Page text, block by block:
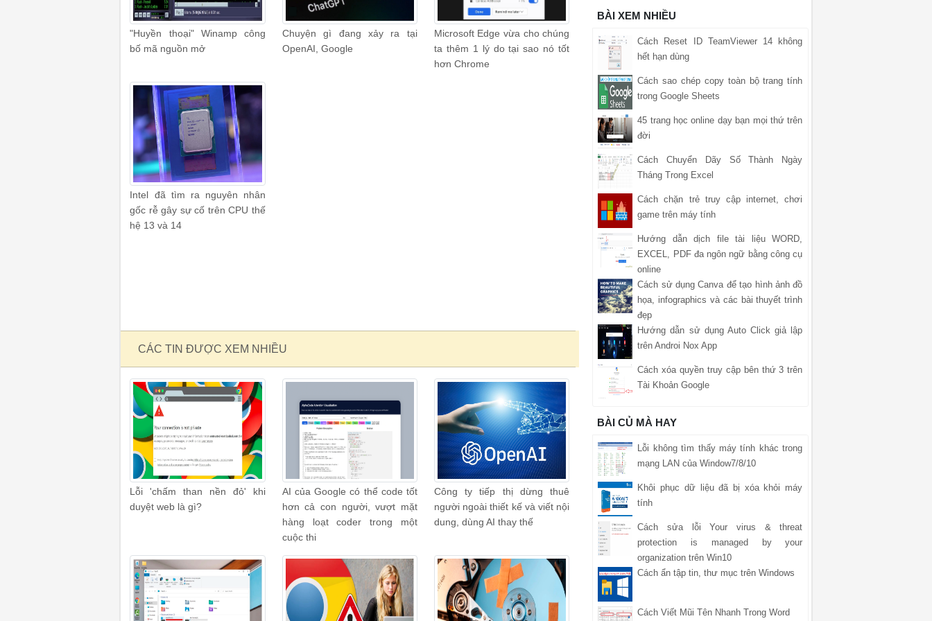
"Huyền thoại" Winamp công
bố mã nguồn mở
Chuyện gì đang xảy ra tại
OpenAI, Google
Microsoft Edge vừa cho chúng
ta thêm 1 lý do tại sao nó tốt
hơn Chrome
Intel đã tìm ra nguyên nhân
gốc rễ gây sự cố trên CPU thế
hệ 13 và 14
CÁC TIN ĐƯỢC XEM NHIỀU
Lỗi 'chấm than nền đỏ' khi
duyệt web là gì?
AI của Google có thể code tốt
hơn cả con người, vượt mặt
hàng loạt coder trong một
cuộc thi
Công ty tiếp thị dừng thuê
người ngoài thiết kế và viết nội
dung, dùng AI thay thế
BÀI XEM NHIỀU
Cách Reset ID TeamViewer 14 không
hết hạn dùng
Cách sao chép copy toàn bộ trang tính
trong Google Sheets
45 trang học online dạy bạn mọi thứ trên
đời
Cách Chuyển Dãy Số Thành Ngày
Tháng Trong Excel
Cách chặn trẻ truy cập internet, chơi
game trên máy tính
Hướng dẫn dịch file tài liệu WORD,
EXCEL, PDF đa ngôn ngữ bằng công cụ
online
Cách sử dụng Canva để tạo hình ảnh đồ
họa, infographics và các bài thuyết trình
đẹp
Hướng dẫn sử dụng Auto Click giả lập
trên Androi Nox App
Cách xóa quyền truy cập bên thứ 3 trên
Tài Khoản Google
BÀI CỦ MÀ HAY
Lỗi không tìm thấy máy tính khác trong
mạng LAN của Window7/8/10
Khôi phục dữ liệu đã bị xóa khỏi máy
tính
Cách sửa lỗi Your virus & threat
protection is managed by your
organization trên Win10
Cách ẩn tập tin, thư mục trên Windows
Cách Viết Mũi Tên Nhanh Trong Word